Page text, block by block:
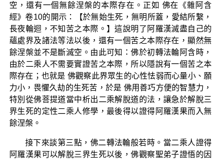
空，還有一個無餘涅槃的本際存在。正如 佛在《雜阿含
經》卷10的開示：【於無始生死，無明所蓋，愛結所繫，
長夜輪迴，不知苦之本際。】這說明了阿羅漢滅盡自己的
蘊處界及諸法等法以後，還有一個苦之本際存在，顯然無
餘涅槃並不是斷滅空。由此可知：佛於初轉法輪阿含時，
由於二乘人不需要實證苦之本際，所以隱說有一個苦之本
際存在；也就是 佛觀察此界眾生的心性怯弱而心量小、願
力小，畏懼久劫的生死苦，於是 佛用善巧方便的智慧力，
特別從佛菩提道當中析出二乘解脫道的法，讓急於解脫三
界生死的定性二乘人修學，最後得以證得阿羅漢果而入無
餘涅槃。
接下來談第三點，佛二轉法輪般若時。當二乘人證得
阿羅漢果可以解脫三界生死以後，佛觀察聖弟子證悟的因